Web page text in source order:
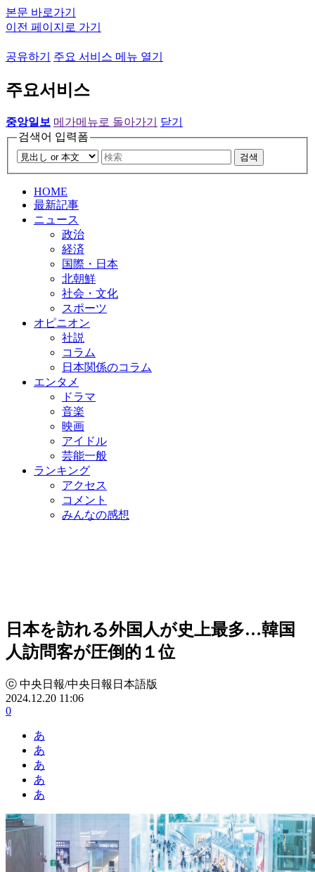
본문 바로가기
이전 페이지로 가기
공유하기 주요 서비스 메뉴 열기
주요서비스
중앙일보 메가메뉴로 돌아가기
닫기
검색어 입력폼
검색
HOME
最新記事
ニュース
政治
経済
国際・日本
北朝鮮
社会・文化
スポーツ
オピニオン
社説
コラム
日本関係のコラム
エンタメ
ドラマ
音楽
映画
アイドル
芸能一般
ランキング
アクセス
コメント
みんなの感想
日本を訪れる外国人が史上最多…韓国
人訪問客が圧倒的１位
ⓒ 中央日報/中央日報日本語版
2024.12.20 11:06
0
あ
あ
あ
あ
あ